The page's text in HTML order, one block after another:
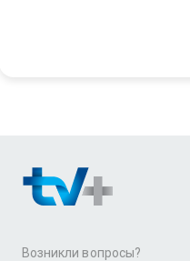
Возникли вопросы?